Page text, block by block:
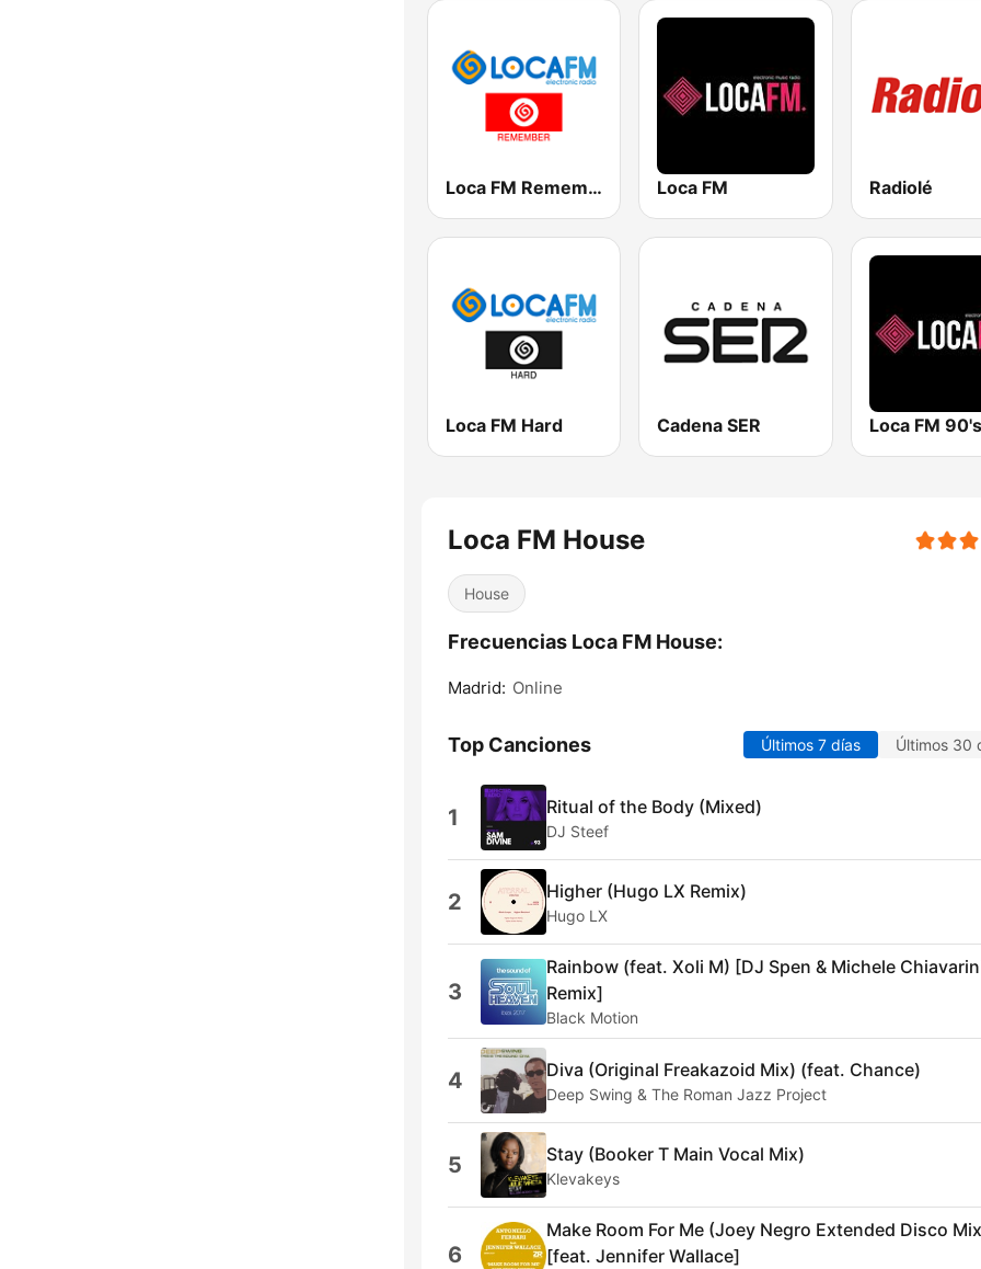
Loca FM Remember Loca FM Radiolé
Loca FM Hard Cadena SER Loca FM 90's
Loca FM House
House
Frecuencias Loca FM House:
Madrid: Online
Top Canciones Últimos 7 días Últimos 30
1 Ritual of the Body (Mixed)
DJ Steef
2 Higher (Hugo LX Remix)
Hugo LX
3
Rainbow (feat. Xoli M) [DJ Spen & Michele
Remix]
Black Motion
4 Diva (Original Freakazoid Mix) (feat. Chance)
Deep Swing & The Roman Jazz Project
5 Stay (Booker T Main Vocal Mix)
Klevakeys
6
Make Room For Me (Joey Negro Extended Disco
[feat. Jennifer Wallace]